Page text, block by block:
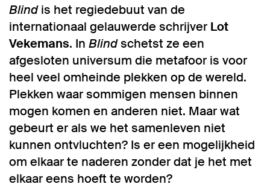
Blindis het regiedebuut van de
internationaal gelauwerde schrijver Lot
Vekemans. In Blindschetst ze een
afgesloten universum die metafoor is voor
heel veel omheinde plekken op de wereld.
Plekken waar sommigen mensen binnen
mogen komen en anderen niet. Maar wat
gebeurt er als we het samenleven niet
kunnen ontvluchten? Is er een mogelijkheid
om elkaar te naderen zonder dat je het met
elkaar eens hoeft te worden?